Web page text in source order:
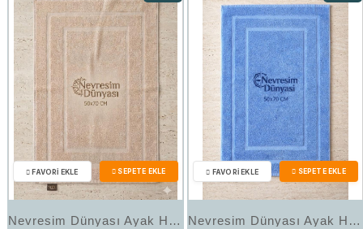
Nevresim Dünyası Ayak Havlu 50x70 Bej
%41İndirim
Ürün
Nevresim Dünyası Ayak Havlu 50x70 Mavi
Ürün